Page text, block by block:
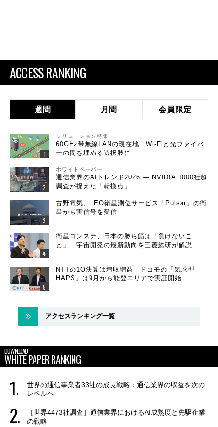
ACCESS RANKING
週間 月間 会員限定
ソリューション特集
60GHz帯無線LANの現在地 Wi-Fiと光ファイバ
ーの間を埋める選択肢に
ホワイトペーパー
通信業界のAIトレンド2026 ― NVIDIA 1000社超
調査が捉えた「転換点」
古野電気、LEO衛星測位サービス「Pulsar」の衛
星から実信号を受信
衛星コンステ、日本の勝ち筋は「負けないこ
と」 宇宙開発の最新動向を三菱総研が解説
NTTの1Q決算は増収増益 ドコモの「気球型
HAPS」は9月から能登エリアで実証開始
アクセスランキング一覧
DOWNLOAD
WHITE PAPER RANKING
世界の通信事業者33社の成長戦略：通信業界の収益を次の
レベルへ
［世界4473社調査］通信業界におけるAI成熟度と先駆企業
の戦略